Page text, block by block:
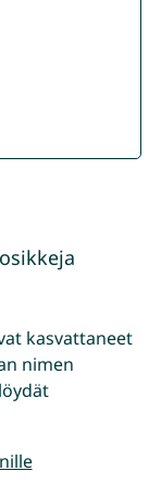
kasvattaneet
nimen